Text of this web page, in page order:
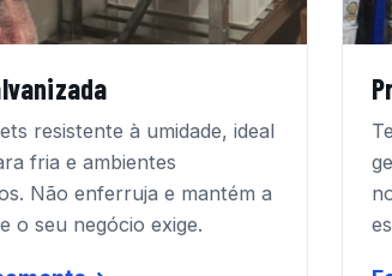
resistente à umidade, ideal
fria e ambientes
Não enferruja e mantém a
o seu negócio exige.